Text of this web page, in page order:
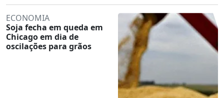
ECONOMIA
Soja fecha em queda em
Chicago em dia de
oscilações para grãos